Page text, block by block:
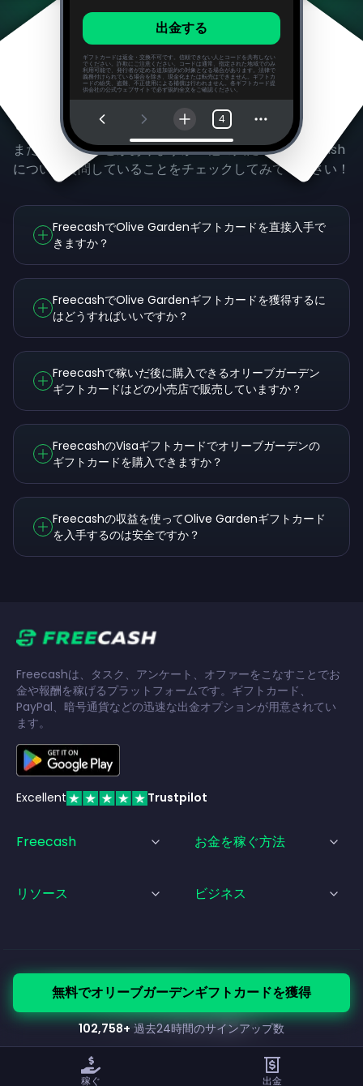
出金する
ギフトカードは返金・交換不可です。信頼できない人とコードを共有しない
でください。詐欺にご注意ください。コードは通常、指定された地域でのみ
利用可能で、発行者が定める追加規約の対象となる場合があります。法律で
義務付けられている場合を除き、現金化または転売はできません。ギフトカ
ードの紛失、盗難、不正使用による補償は行われません。各ギフトカード提
供会社の公式ウェブサイトで必ず規約全文をご確認ください。
4
よくある質問
まだ気になることがありますか？他の人たちがFreecash
について質問していることをチェックしてみてください！
FreecashでOlive Gardenギフトカードを直接入手で
きますか？
FreecashでOlive Gardenギフトカードを獲得するに
はどうすればいいですか？
Freecashで稼いだ後に購入できるオリーブガーデン
ギフトカードはどの小売店で販売していますか？
FreecashのVisaギフトカードでオリーブガーデンの
ギフトカードを購入できますか？
Freecashの収益を使ってOlive Gardenギフトカード
を入手するのは安全ですか？
稼ぐ 出金
無料でオリーブガーデンギフトカードを獲得
102,758+ 過去24時間のサインアップ数
Freecashは、タスク、アンケート、オファーをこなすことでお
金や報酬を稼げるプラットフォームです。ギフトカード、
PayPal、暗号通貨などの迅速な出金オプションが用意されてい
ます。
Excellent Trustpilot
Freecash お金を稼ぐ方法
リソース ビジネス
© Freecash 2026 •利用規約
プライバシーポリシー
• クッキーポリシー •インプリント